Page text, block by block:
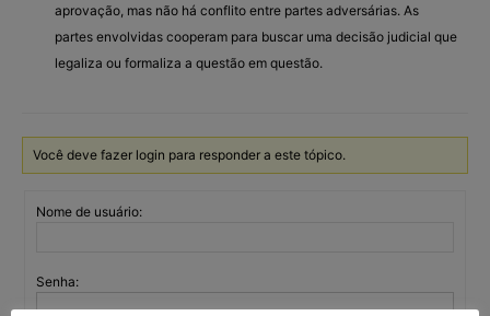
aprovação, mas não há conflito entre partes adversárias. As
partes envolvidas cooperam para buscar uma decisão judicial que
legaliza ou formaliza a questão em questão.
Você deve fazer login para responder a este tópico.
Nome de usuário:
Senha: